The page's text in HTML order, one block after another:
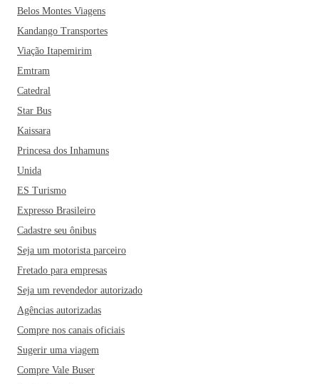
Belos Montes Viagens
Kandango Transportes
Viação Itapemirim
Emtram
Catedral
Star Bus
Kaissara
Princesa dos Inhamuns
Unida
ES Turismo
Expresso Brasileiro
Cadastre seu ônibus
Seja um motorista parceiro
Fretado para empresas
Seja um revendedor autorizado
Agências autorizadas
Compre nos canais oficiais
Sugerir uma viagem
Compre Vale Buser